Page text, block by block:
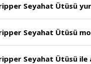
Seyahat Ütüsü
Seyahat Ütüsü
Seyahat Ütüsü